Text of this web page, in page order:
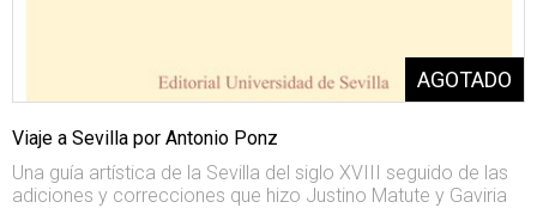
Viaje a Sevilla por Antonio Ponz
Una guía artística de la Sevilla del siglo XVIII seguido de las
adiciones y correcciones que hizo Justino Matute y Gaviria